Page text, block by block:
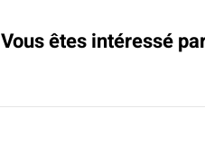
Vous êtes intéressé